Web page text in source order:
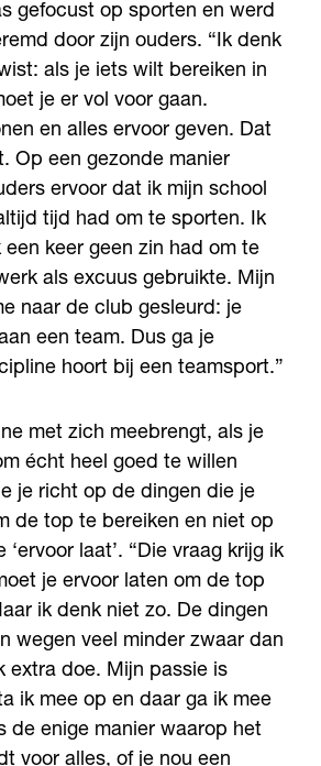
gefocust op sporten en werd
door zijn ouders. “Ik denk
als je iets wilt bereiken in
je er vol voor gaan.
en alles ervoor geven. Dat
Op een gezonde manier
ervoor dat ik mijn school
tijd had om te sporten. Ik
keer geen zin had om te
als excuus gebruikte. Mijn
naar de club gesleurd: je
een team. Dus ga je
hoort bij een teamsport.”
met zich meebrengt, als je
écht heel goed te willen
je richt op de dingen die je
de top te bereiken en niet op
laat’. “Die vraag krijg ik
je ervoor laten om de top
ik denk niet zo. De dingen
wegen veel minder zwaar dan
extra doe. Mijn passie is
ik mee op en daar ga ik mee
de enige manier waarop het
voor alles, of je nou een